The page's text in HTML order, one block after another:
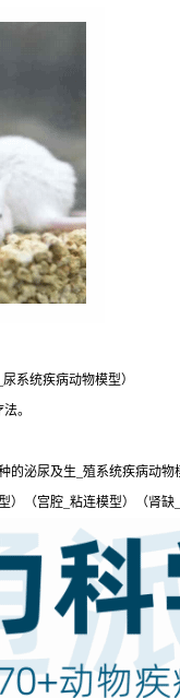
系统疾病动物模型）
。
泌尿及生_殖系统疾病动物
（宫腔_粘连模型）（肾缺_